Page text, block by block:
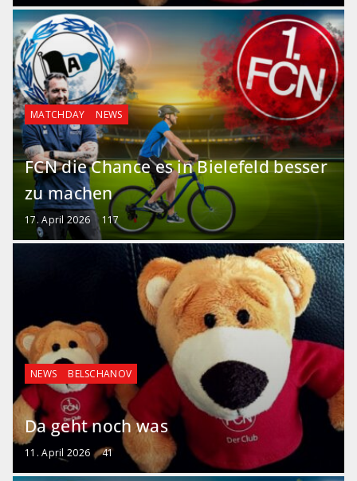
MATCHDAY NEWS
FCN die Chance es in Bielefeld besser
zu machen
17. April 2026 117
NEWS BELSCHANOV
Da geht noch was
11. April 2026 41